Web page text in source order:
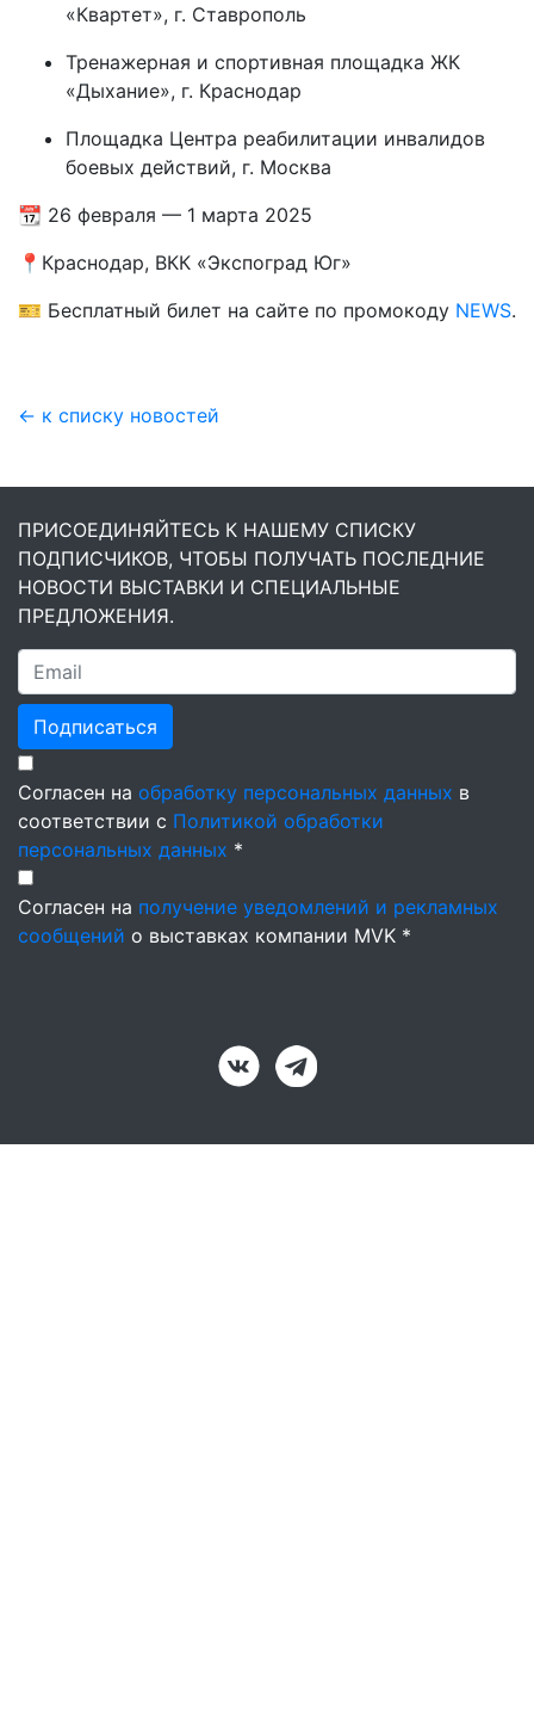
«Квартет», г. Ставрополь
Тренажерная и спортивная площадка ЖК
«Дыхание», г. Краснодар
Площадка Центра реабилитации инвалидов
боевых действий, г. Москва
📆 26 февраля — 1 марта 2025
📍Краснодар, ВКК «Экспоград Юг»
🎫 Бесплатный билет на сайте по промокоду NEWS.
← к списку новостей
ПРИСОЕДИНЯЙТЕСЬ К НАШЕМУ СПИСКУ
ПОДПИСЧИКОВ, ЧТОБЫ ПОЛУЧАТЬ ПОСЛЕДНИЕ
НОВОСТИ ВЫСТАВКИ И СПЕЦИАЛЬНЫЕ
ПРЕДЛОЖЕНИЯ.
Подписаться
Согласен на обработку персональных данных в
соответствии с Политикой обработки
персональных данных *
Согласен на получение уведомлений и рекламных
сообщений о выставках компании MVK *